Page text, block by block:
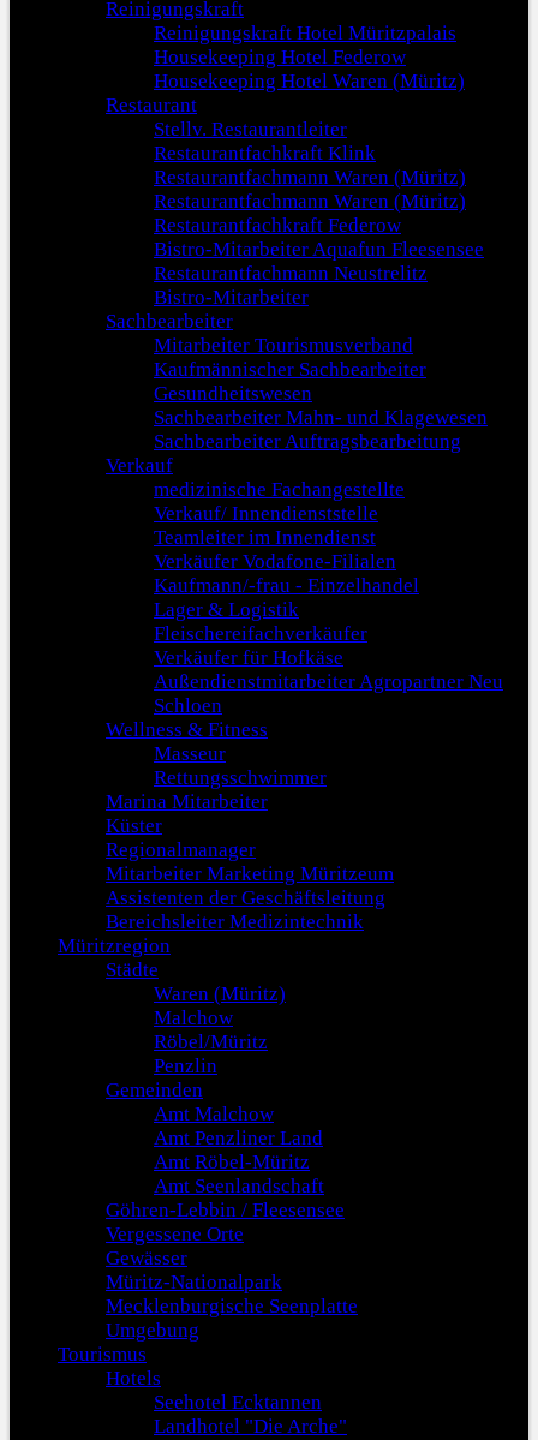
Reinigungskraft
Reinigungskraft Hotel Müritzpalais
Housekeeping Hotel Federow
Housekeeping Hotel Waren (Müritz)
Restaurant
Stellv. Restaurantleiter
Restaurantfachkraft Klink
Restaurantfachmann Waren (Müritz)
Restaurantfachmann Waren (Müritz)
Restaurantfachkraft Federow
Bistro-Mitarbeiter Aquafun Fleesensee
Restaurantfachmann Neustrelitz
Bistro-Mitarbeiter
Sachbearbeiter
Mitarbeiter Tourismusverband
Kaufmännischer Sachbearbeiter
Gesundheitswesen
Sachbearbeiter Mahn- und Klagewesen
Sachbearbeiter Auftragsbearbeitung
Verkauf
medizinische Fachangestellte
Verkauf/ Innendienststelle
Teamleiter im Innendienst
Verkäufer Vodafone-Filialen
Kaufmann/-frau - Einzelhandel
Lager & Logistik
Fleischereifachverkäufer
Verkäufer für Hofkäse
Außendienstmitarbeiter Agropartner Neu
Schloen
Wellness & Fitness
Masseur
Rettungsschwimmer
Marina Mitarbeiter
Küster
Regionalmanager
Mitarbeiter Marketing Müritzeum
Assistenten der Geschäftsleitung
Bereichsleiter Medizintechnik
Müritzregion
Städte
Waren (Müritz)
Malchow
Röbel/Müritz
Penzlin
Gemeinden
Amt Malchow
Amt Penzliner Land
Amt Röbel-Müritz
Amt Seenlandschaft
Göhren-Lebbin / Fleesensee
Vergessene Orte
Gewässer
Müritz-Nationalpark
Mecklenburgische Seenplatte
Umgebung
Tourismus
Hotels
Seehotel Ecktannen
Landhotel "Die Arche"